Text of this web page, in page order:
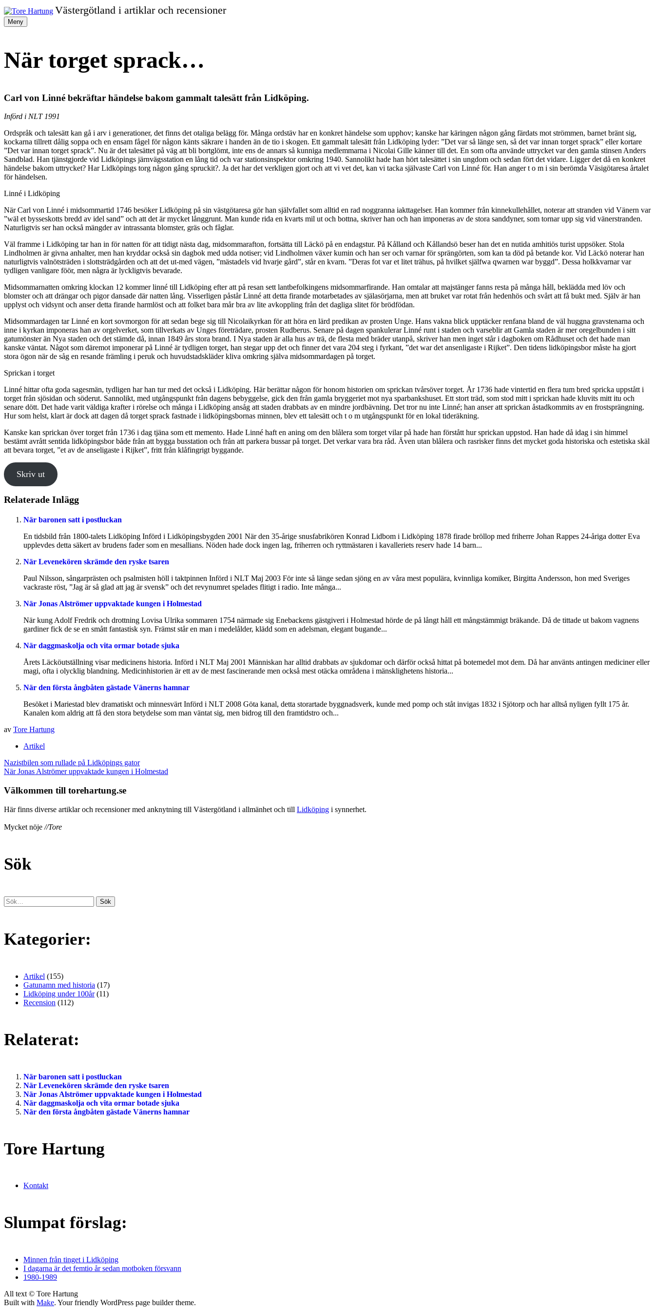
Gå
vidare
till
Tore
Västergötland i artiklar och recensioner
Meny
När torget sprack…
Carl von Linné bekräftar händelse bakom gammalt talesätt från Lidköping.
Införd i NLT 1991
Ordspråk och talesätt kan gå i arv i generationer, det finns det otaliga belägg för. Många ordstäv har en konkret händelse som upphov; kanske har käringen någon gång färdats mot strömmen, barnet bränt sig,
kockarna tillrett dålig soppa och en ensam fågel för någon känts säkrare i handen än de tio i skogen. Ett gammalt talesätt från Lidköping lyder: ”Det var så länge sen, så det var innan torget sprack” eller kortare
”Det var innan torget sprack”. Nu är det talesättet på väg att bli bortglömt, inte ens de annars så kunniga medlemmarna i Nicolai Gille känner till det. En som ofta använde uttrycket var den gamla stinsen Anders
Sandblad. Han tjänstgjorde vid Lidköpings järnvägsstation en lång tid och var stationsinspektor omkring 1940. Sannolikt hade han hört talesättet i sin ungdom och sedan fört det vidare. Ligger det då en konkret
händelse bakom uttrycket? Har Lidköpings torg någon gång spruckit?. Ja det har det verkligen gjort och att vi vet det, kan vi tacka självaste Carl von Linné för. Han anger t o m i sin berömda Väsigötaresa årtalet
för händelsen.
Linné i Lidköping
När Carl von Linné i midsommartid 1746 besöker Lidköping på sin västgötaresa gör han självfallet som alltid en rad noggranna iakttagelser. Han kommer från kinnekullehållet, noterar att stranden vid Vänern var
”wäl et bysseskotts bredd av idel sand” och att det är mycket långgrunt. Man kunde rida en kvarts mil ut och bottna, skriver han och han imponeras av de stora sanddyner, som tornar upp sig vid vänerstranden.
Naturligtvis ser han också mängder av intrassanta blomster, gräs och fåglar.
Väl framme i Lidköping tar han in för natten för att tidigt nästa dag, midsommarafton, fortsätta till Läckö på en endagstur. På Kålland och Kållandsö beser han det en nutida amhitiös turist uppsöker. Stola
Lindholmen är givna anhalter, men han kryddar också sin dagbok med udda notiser; vid Lindholmen växer kumin och han ser och varnar för sprängörten, som kan ta död på betande kor. Vid Läckö noterar han
naturligtvis valnötsträden i slottsträdgården och att det ut-med vägen, ”mästadels vid hvarje gård”, står en kvarn. ”Deras fot var et litet trähus, på hvilket själfwa qwarnen war byggd”. Dessa holkkvarnar var
tydligen vanligare föör, men några är lyckligtvis bevarade.
Midsommarnatten omkring klockan 12 kommer linné till Lidköping efter att på resan sett lantbefolkingens midsommarfirande. Han omtalar att majstänger fanns resta på många håll, beklädda med löv och
blomster och att drängar och pigor dansade där natten lång. Visserligen påstår Linné att detta firande motarbetades av själasörjarna, men att bruket var rotat från hedenhös och svårt att få bukt med. Själv är han
upplyst och vidsynt och anser detta firande harmlöst och att folket bara mår bra av lite avkoppling från det dagliga slitet för brödfödan.
Midsommardagen tar Linné en kort sovmorgon för att sedan bege sig till Nicolaikyrkan för att höra en lärd predikan av prosten Unge. Hans vakna blick upptäcker renfana bland de väl huggna gravstenarna och
inne i kyrkan imponeras han av orgelverket, som tillverkats av Unges företrädare, prosten Rudberus. Senare på dagen spankulerar Linné runt i staden och varseblir att Gamla staden är mer oregelbunden i sitt
gatumönster än Nya staden och det stämde då, innan 1849 års stora brand. I Nya staden är alla hus av trä, de flesta med bräder utanpå, skriver han men inget står i dagboken om Rådhuset och det hade man
kanske väntat. Något som däremot imponerar på Linné är tydligen torget, han stegar upp det och finner det vara 204 steg i fyrkant, ”det war det ansenligaste i Rijket”. Den tidens lidköpingsbor måste ha gjort
stora ögon när de såg en resande främling i peruk och huvudstadskläder kliva omkring själva midsommardagen på torget.
Sprickan i torget
Linné hittar ofta goda sagesmän, tydligen har han tur med det också i Lidköping. Här berättar någon för honom historien om sprickan tvårsöver torget. År 1736 hade vintertid en flera tum bred spricka uppstått i
torget från sjösidan och söderut. Sannolikt, med utgångspunkt från dagens bebyggelse, gick den från gamla bryggeriet mot nya sparbankshuset. Ett stort träd, som stod mitt i sprickan hade kluvits mitt itu och
senare dött. Det hade varit väldiga krafter i rörelse och många i Lidköping ansåg att staden drabbats av en mindre jordbävning. Det tror nu inte Linné; han anser att sprickan åstadkommits av en frostsprängning.
Hur som helst, klart är dock att dagen då torget sprack fastnade i lidköpingsbornas minnen, blev ett talesätt och t o m utgångspunkt för en lokal tideräkning.
Kanske kan sprickan över torget från 1736 i dag tjäna som ett memento. Hade Linné haft en aning om den blålera som torget vilar på hade han förstått hur sprickan uppstod. Han hade då idag i sin himmel
bestämt avrått sentida lidköpingsbor både från att bygga busstation och från att parkera bussar på torget. Det verkar vara bra råd. Även utan blålera och rasrisker finns det mycket goda historiska och estetiska skäl
att bevara torget, ”et av de anseligaste i Rijket”, fritt från klåfingrigt byggande.
Skriv ut
Relaterade Inlägg
När baronen satt i postluckan
En tidsbild från 1800-talets Lidköping Införd i Lidköpingsbygden 2001 När den 35-årige snusfabrikören Konrad Lidbom i Lidköping 1878 firade bröllop med friherre Johan Rappes 24-åriga dotter Eva
upplevdes detta säkert av brudens fader som en mesallians. Nöden hade dock ingen lag, friherren och ryttmästaren i kavalleriets reserv hade 14 barn...
När Levenekören skrämde den ryske tsaren
Paul Nilsson, sångarprästen och psalmisten höll i taktpinnen Införd i NLT Maj 2003 För inte så länge sedan sjöng en av våra mest populära, kvinnliga komiker, Birgitta Andersson, hon med Sveriges
vackraste röst, ”Jag är så glad att jag är svensk” och det revynumret spelades flitigt i radio. Inte många...
När Jonas Alströmer uppvaktade kungen i Holmestad
När kung Adolf Fredrik och drottning Lovisa Ulrika sommaren 1754 närmade sig Enebackens gästgiveri i Holmestad hörde de på långt håll ett mångstämmigt bräkande. Då de tittade ut bakom vagnens
gardiner fick de se en smått fantastisk syn. Främst står en man i medelålder, klädd som en adelsman, elegant bugande...
När daggmaskolja och vita ormar botade sjuka
Årets Läcköutställning visar medicinens historia. Införd i NLT Maj 2001 Människan har alltid drabbats av sjukdomar och därför också hittat på botemedel mot dem. Då har använts antingen mediciner eller
magi, ofta i olycklig blandning. Medicinhistorien är ett av de mest fascinerande men också mest otäcka områdena i mänsklighetens historia...
När den första ångbåten gästade Vänerns hamnar
Besöket i Mariestad blev dramatiskt och minnesvärt Införd i NLT 2008 Göta kanal, detta storartade byggnadsverk, kunde med pomp och ståt invigas 1832 i Sjötorp och har alltså nyligen fyllt 175 år.
Kanalen kom aldrig att få den stora betydelse som man väntat sig, men bidrog till den framtidstro och...
av Tore Hartung
Artikel
Inläggsnavigering
Nazistbilen som rullade på Lidköpings gator
När Jonas Alströmer uppvaktade kungen i Holmestad
Välkommen till torehartung.se
Här finns diverse artiklar och recensioner med anknytning till Västergötland i allmänhet och till Lidköping i synnerhet.
Mycket nöje //Tore
Sök
Kategorier:
Artikel (155)
Gatunamn med historia (17)
Lidköping under 100år(11)
Recension (112)
Relaterat:
När baronen satt i postluckan
När Levenekören skrämde den ryske tsaren
När Jonas Alströmer uppvaktade kungen i Holmestad
När daggmaskolja och vita ormar botade sjuka
När den första ångbåten gästade Vänerns hamnar
Tore Hartung
Kontakt
Slumpat förslag:
Minnen från tinget i Lidköping
I dagarna är det femtio år sedan motboken försvann
1980-1989
All text © Tore Hartung
Built with Make. Your friendly WordPress page builder theme.